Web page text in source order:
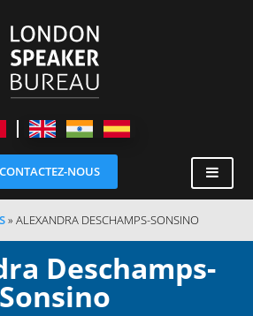
CONTACTEZ-NOUS
» ALEXANDRA DESCHAMPS-SONSINO
Deschamps-
Sonsino